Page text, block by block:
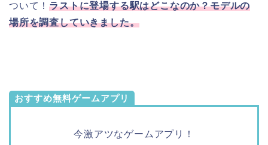
ついて！ラストに登場する駅はどこなのか？モデルの
場所を調査していきました。
おすすめ無料ゲームアプリ
今激アツなゲームアプリ！